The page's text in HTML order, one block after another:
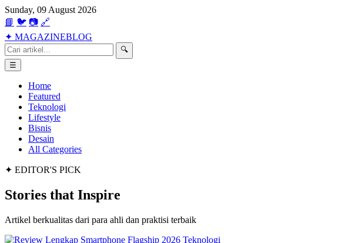
Sunday, 09 August 2026
📘 🐦 📷 🔗
✦ MAGAZINEBLOG
🔍
☰
Home
Featured
Teknologi
Lifestyle
Bisnis
Desain
All Categories
✦ EDITOR'S PICK
Stories that Inspire
Artikel berkualitas dari para ahli dan praktisi terbaik
Teknologi